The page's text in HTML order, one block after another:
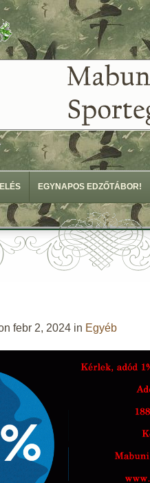
EGYNAPOS EDZŐTÁBOR!
febr 2, 2024 in Egyéb